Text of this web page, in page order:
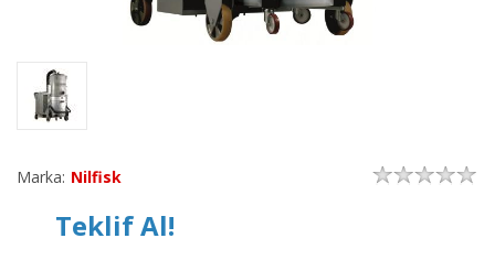
Marka: Nilfisk
Teklif Al!